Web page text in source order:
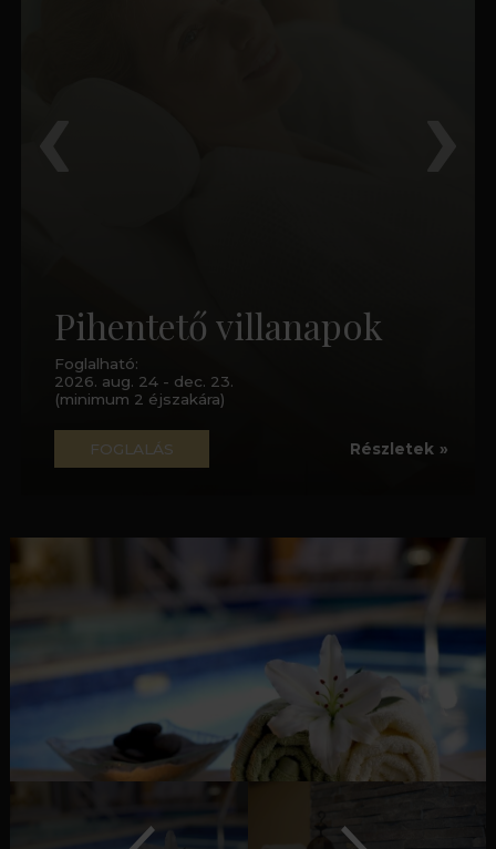
Pihentető villanapok
Foglalható:
2026. aug. 24 - dec. 23.
(minimum 2 éjszakára)
FOGLALÁS Részletek